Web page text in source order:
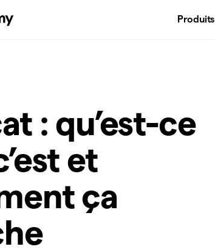
Produits
: qu’est-ce
et
ça